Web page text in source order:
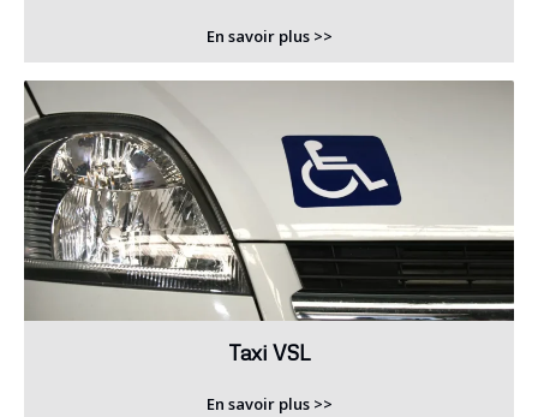
En savoir plus >>
Taxi VSL
En savoir plus >>